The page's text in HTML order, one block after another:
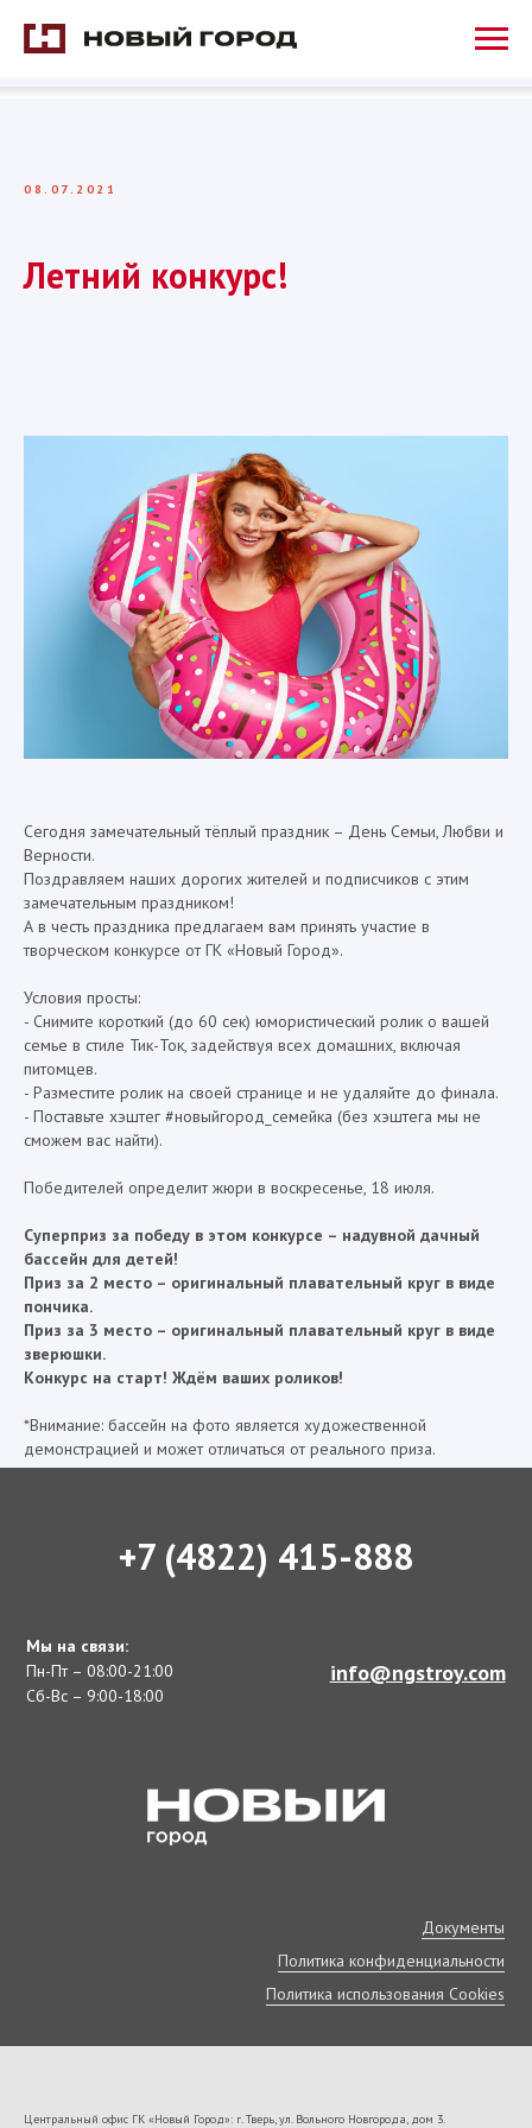
08.07.2021
Летний конкурс!
Сегодня замечательный тёплый праздник – День Семьи, Любви и
Верности.
Поздравляем наших дорогих жителей и подписчиков с этим
замечательным праздником!
А в честь праздника предлагаем вам принять участие в
творческом конкурсе от ГК «Новый Город».
Условия просты:
- Снимите короткий (до 60 сек) юмористический ролик о вашей
семье в стиле Тик-Ток, задействуя всех домашних, включая
питомцев.
- Разместите ролик на своей странице и не удаляйте до финала.
- Поставьте хэштег #новыйгород_семейка (без хэштега мы не
сможем вас найти).
Победителей определит жюри в воскресенье, 18 июля.
Суперприз за победу в этом конкурсе – надувной дачный
бассейн для детей!
Приз за 2 место – оригинальный плавательный круг в виде
пончика.
Приз за 3 место – оригинальный плавательный круг в виде
зверюшки.
Конкурс на старт! Ждём ваших роликов!
*Внимание: бассейн на фото является художественной
демонстрацией и может отличаться от реального приза.
+7 (4822) 415-888
Мы на связи:
Пн-Пт – 08:00-21:00
Сб-Вс – 9:00-18:00
info@ngstroy.com
Документы
Политика конфиденциальности
Политика использования Cookies
Центральный офис ГК «Новый Город»: г. Тверь, ул. Вольного Новгорода, дом 3.